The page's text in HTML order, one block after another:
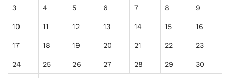
3 4 5 6 7 8 9
10 11 12 13 14 15 16
17 18 19 20 21 22 23
24 25 26 27 28 29 30